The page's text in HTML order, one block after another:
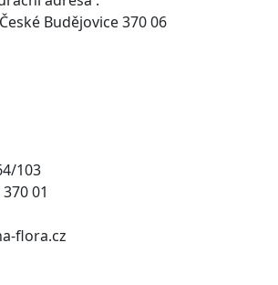
Budějovice 370 06
103
01
flora.cz